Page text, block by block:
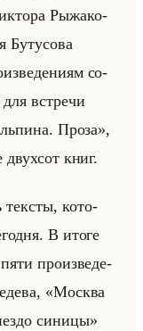
Ры­жа­ко­
со­
встре­чи
Проза»,
книг.
тек­сты, ко­то­
В итоге
про­из­ве­де­
«Москва
синицы»